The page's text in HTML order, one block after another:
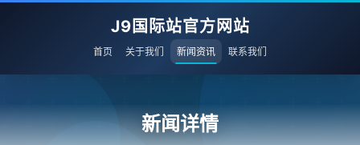
J9国际站官方网站
首页 关于我们 新闻资讯 联系我们
新闻详情